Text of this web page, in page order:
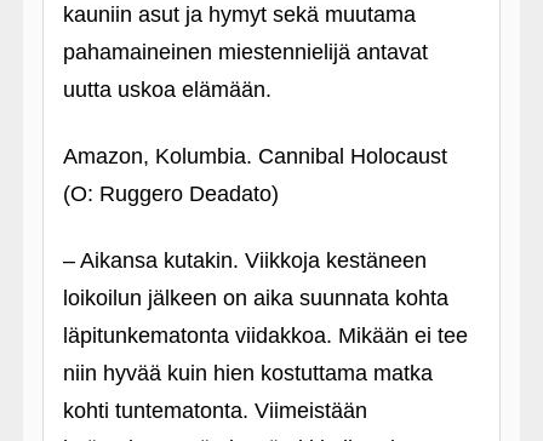
kauniin asut ja hymyt sekä muutama
pahamaineinen miestennielijä antavat
uutta uskoa elämään.
Amazon, Kolumbia. Cannibal Holocaust
(O: Ruggero Deadato)
– Aikansa kutakin. Viikkoja kestäneen
loikoilun jälkeen on aika suunnata kohta
läpitunkematonta viidakkoa. Mikään ei tee
niin hyvää kuin hien kostuttama matka
kohti tuntematonta. Viimeistään